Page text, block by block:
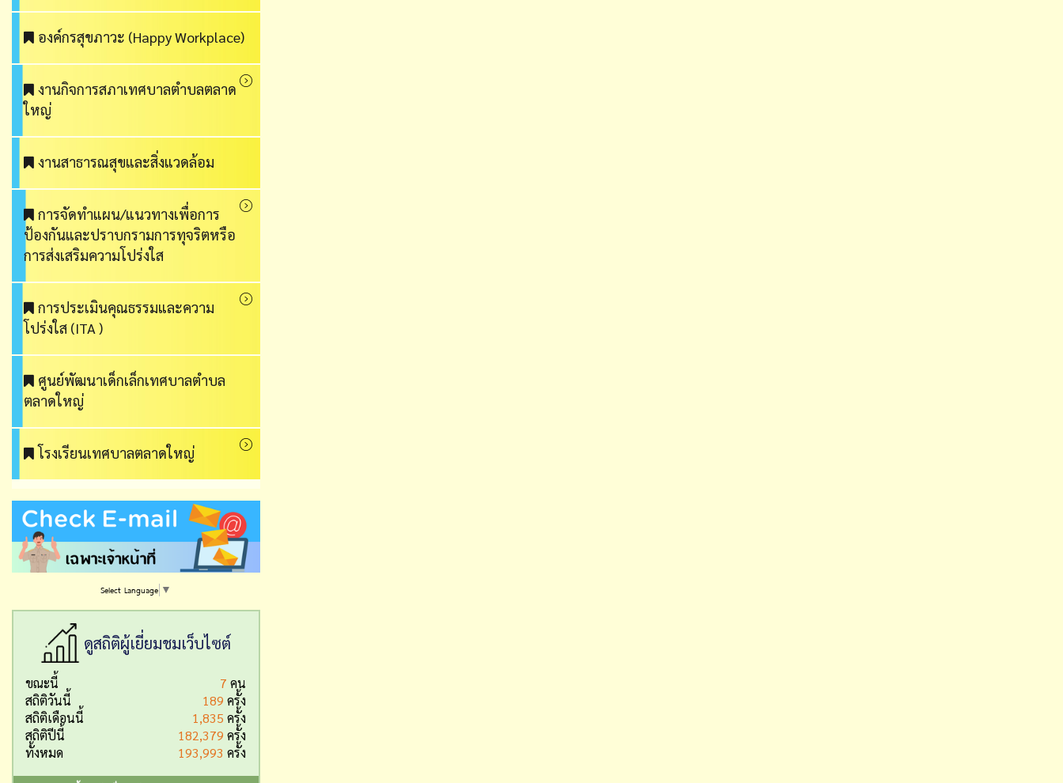
องค์กรสุขภาวะ (Happy Workplace)
งานกิจการสภาเทศบาลตำบลตลาด
ใหญ่
งานสาธารณสุขและสิ่งแวดล้อม
การจัดทำแผน/แนวทางเพื่อการ
ป้องกันและปราบกรามการทุจริตหรือ
การส่งเสริมความโปร่งใส
การประเมินคุณธรรมและความ
โปร่งใส (ITA )
ศูนย์พัฒนาเด็กเล็กเทศบาลตำบล
ตลาดใหญ่
โรงเรียนเทศบาลตลาดใหญ่
Select Language ▼
ดูสถิติผู้เยี่ยมชมเว็บไซต์
ขณะนี้ 7 คน
สถิติวันนี้
189 ครั้ง
สถิติเดือนนี้
1,835 ครั้ง
สถิติปีนี้
182,379 ครั้ง
ทั้งหมด
193,993 ครั้ง